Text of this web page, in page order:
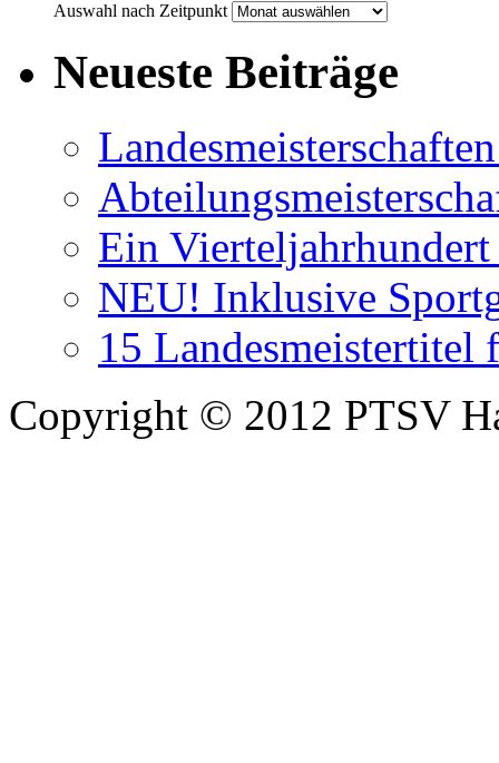
Auswahl nach Zeitpunkt
Neueste Beiträge
Ein
NEU! Inklusive
15 Landesmeistertitel
Copyright © 2012 PTSV